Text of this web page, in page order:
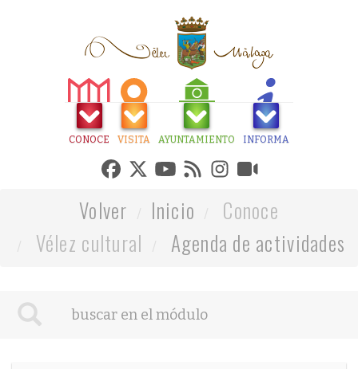
CONOCE VISITA AYUNTAMIENTO INFORMA
Volver Inicio
Conoce
Vélez cultural
Agenda de actividades